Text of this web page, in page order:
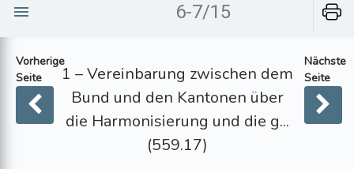
6-7/15
Vorherige
Seite
1 – Vereinbarung zwischen dem
Bund und den Kantonen über
die Harmonisierung und die g...
(559.17)
Nächste
Seite